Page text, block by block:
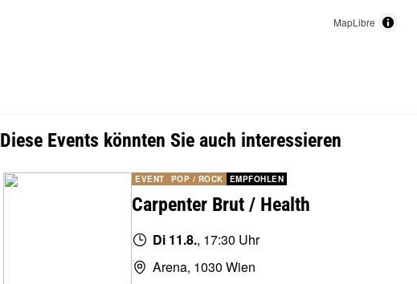
MapLibre
Diese Events könnten Sie auch interessieren
EVENT POP / ROCK EMPFOHLEN
Carpenter Brut / Health
Di 11.8., 17:30 Uhr
Arena, 1030 Wien